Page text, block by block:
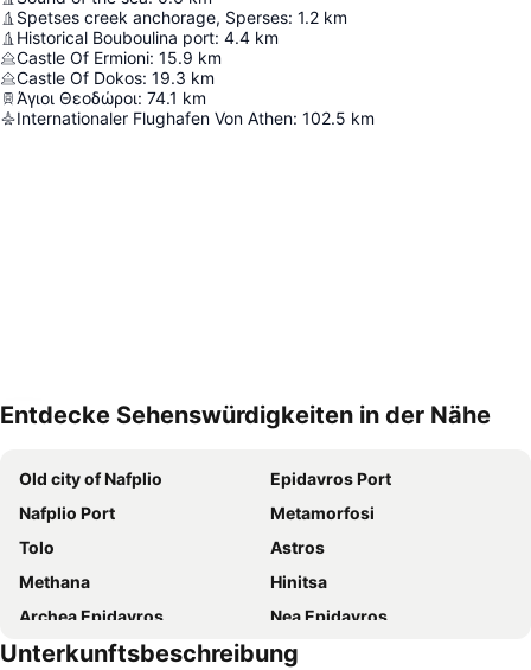
Spetses creek anchorage, Sperses: 1.2 km
Historical Bouboulina port: 4.4 km
Castle Of Ermioni: 15.9 km
Castle Of Dokos: 19.3 km
Άγιοι Θεοδώροι: 74.1 km
Internationaler Flughafen Von Athen: 102.5 km
Entdecke Sehenswürdigkeiten in der Nähe
Old city of Nafplio
Epidavros Port
Nafplio Port
Metamorfosi
Tolo
Astros
Methana
Hinitsa
Archea Epidavros
Nea Epidavros
Archaeological Museum of Nauplion
Hydroneta
Unterkunftsbeschreibung